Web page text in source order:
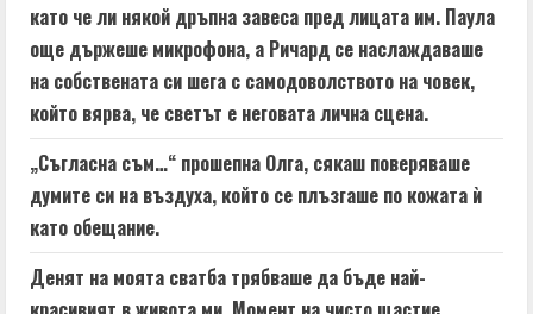
като че ли някой дръпна завеса пред лицата им. Паула
още държеше микрофона, а Ричард се наслаждаваше
на собствената си шега с самодоволството на човек,
който вярва, че светът е неговата лична сцена.
„Съгласна съм…“ прошепна Олга, сякаш поверяваше
думите си на въздуха, който се плъзгаше по кожата ѝ
като обещание.
Денят на моята сватба трябваше да бъде най-